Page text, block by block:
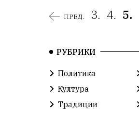
ПРЕД. 3. 4. 5.
РУБРИКИ
Политика
Култура
Традиции